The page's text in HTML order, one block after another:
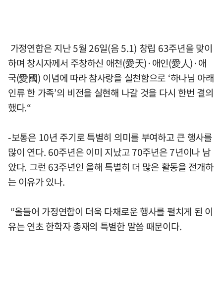
가정연합은 지난 5월 26일(음 5.1) 창립 63주년을 맞이
하며 창시자께서 주창하신 애천(愛天)·애인(愛人)·애
국(愛國) 이념에 따라 참사랑을 실천함으로 ‘하나님 아래
인류 한 가족’의 비전을 실현해 나갈 것을 다시 한번 결의
했다.“
-보통은 10년 주기로 특별히 의미를 부여하고 큰 행사를
많이 연다. 60주년은 이미 지났고 70주년은 7년이나 남
았다. 그런 63주년인 올해 특별히 더 많은 활동을 전개하
는 이유가 있나.
“올들어 가정연합이 더욱 다채로운 행사를 펼치게 된 이
유는 연초 한학자 총재의 특별한 말씀 때문이다.